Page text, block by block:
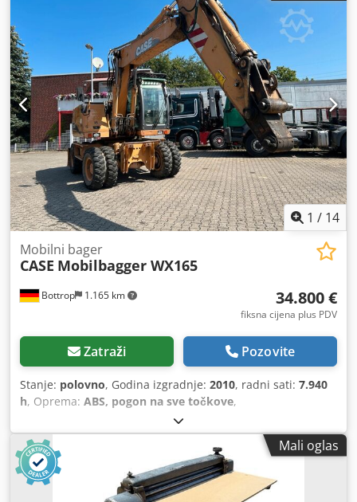
1 / 14
Bottrop 1.165 km
Mobilni bager
CASE Mobilbagger WX165
34.800 €
fiksna cijena plus PDV
Zatraži Pozovite
Stanje: polovno, Godina izgradnje: 2010, radni sati: 7.940
h, Oprema: ABS, pogon na sve točkove,
Mali oglas